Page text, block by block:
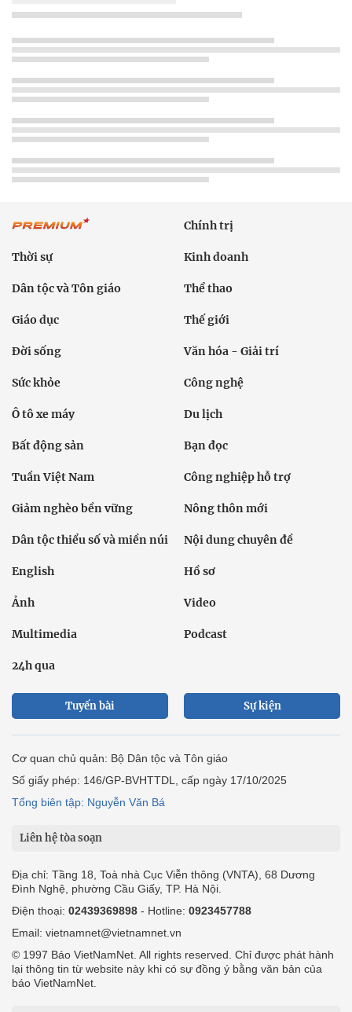
Chính trị
Thời sự Kinh doanh
Dân tộc và Tôn giáo Thể thao
Giáo dục Thế giới
Đời sống Văn hóa - Giải trí
Sức khỏe Công nghệ
Ô tô xe máy Du lịch
Bất động sản Bạn đọc
Tuần Việt Nam Công nghiệp hỗ trợ
Giảm nghèo bền vững Nông thôn mới
Dân tộc thiểu số và miền núi Nội dung chuyên đề
English Hồ sơ
Ảnh Video
Multimedia Podcast
24h qua
Tuyến bài Sự kiện
Cơ quan chủ quản: Bộ Dân tộc và Tôn giáo
Số giấy phép: 146/GP-BVHTTDL, cấp ngày 17/10/2025
Tổng biên tập: Nguyễn Văn Bá
Liên hệ tòa soạn
Địa chỉ: Tầng 18, Toà nhà Cục Viễn thông (VNTA), 68 Dương
Đình Nghệ, phường Cầu Giấy, TP. Hà Nội.
Điện thoại: 02439369898 - Hotline: 0923457788
Email: vietnamnet@vietnamnet.vn
© 1997 Báo VietNamNet. All rights reserved. Chỉ được phát hành
lại thông tin từ website này khi có sự đồng ý bằng văn bản của
báo VietNamNet.